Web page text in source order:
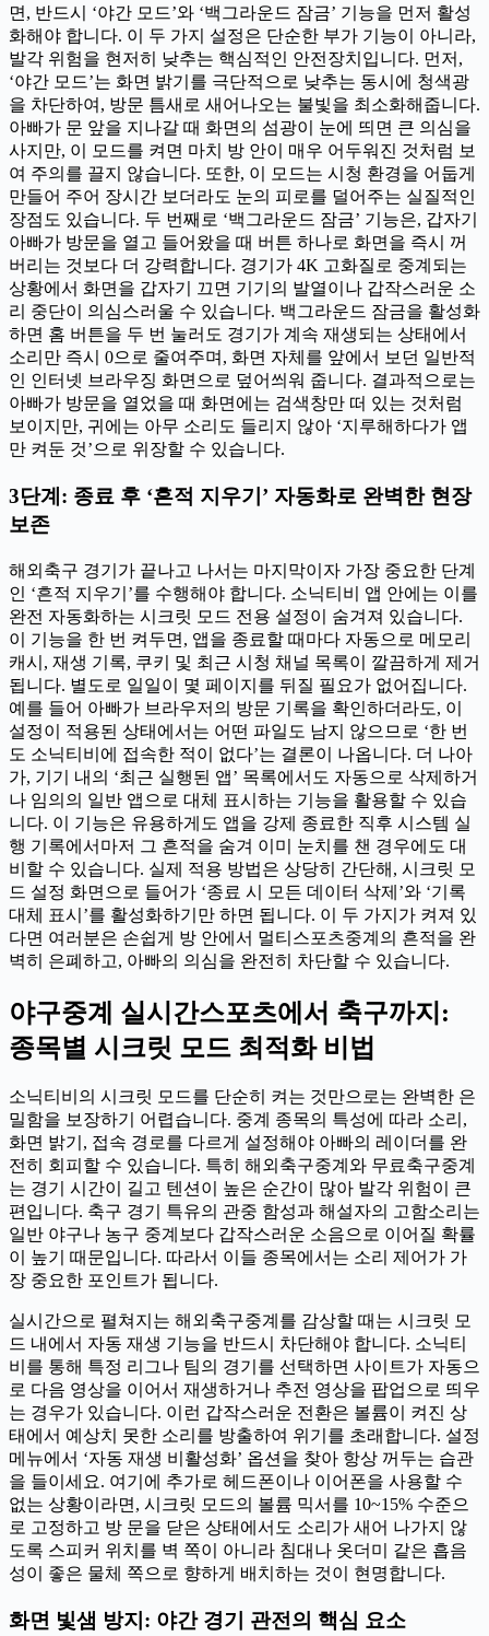
면, 반드시 ‘야간 모드’와 ‘백그라운드 잠금’ 기능을 먼저 활성
화해야 합니다. 이 두 가지 설정은 단순한 부가 기능이 아니라,
발각 위험을 현저히 낮추는 핵심적인 안전장치입니다. 먼저,
‘야간 모드’는 화면 밝기를 극단적으로 낮추는 동시에 청색광
을 차단하여, 방문 틈새로 새어나오는 불빛을 최소화해줍니다.
아빠가 문 앞을 지나갈 때 화면의 섬광이 눈에 띄면 큰 의심을
사지만, 이 모드를 켜면 마치 방 안이 매우 어두워진 것처럼 보
여 주의를 끌지 않습니다. 또한, 이 모드는 시청 환경을 어둡게
만들어 주어 장시간 보더라도 눈의 피로를 덜어주는 실질적인
장점도 있습니다. 두 번째로 ‘백그라운드 잠금’ 기능은, 갑자기
아빠가 방문을 열고 들어왔을 때 버튼 하나로 화면을 즉시 꺼
버리는 것보다 더 강력합니다. 경기가 4K 고화질로 중계되는
상황에서 화면을 갑자기 끄면 기기의 발열이나 갑작스러운 소
리 중단이 의심스러울 수 있습니다. 백그라운드 잠금을 활성화
하면 홈 버튼을 두 번 눌러도 경기가 계속 재생되는 상태에서
소리만 즉시 0으로 줄여주며, 화면 자체를 앞에서 보던 일반적
인 인터넷 브라우징 화면으로 덮어씌워 줍니다. 결과적으로는
아빠가 방문을 열었을 때 화면에는 검색창만 떠 있는 것처럼
보이지만, 귀에는 아무 소리도 들리지 않아 ‘지루해하다가 앱
만 켜둔 것’으로 위장할 수 있습니다.
3단계: 종료 후 ‘흔적 지우기’ 자동화로 완벽한 현장
보존
해외축구 경기가 끝나고 나서는 마지막이자 가장 중요한 단계
인 ‘흔적 지우기’를 수행해야 합니다. 소닉티비 앱 안에는 이를
완전 자동화하는 시크릿 모드 전용 설정이 숨겨져 있습니다.
이 기능을 한 번 켜두면, 앱을 종료할 때마다 자동으로 메모리
캐시, 재생 기록, 쿠키 및 최근 시청 채널 목록이 깔끔하게 제거
됩니다. 별도로 일일이 몇 페이지를 뒤질 필요가 없어집니다.
예를 들어 아빠가 브라우저의 방문 기록을 확인하더라도, 이
설정이 적용된 상태에서는 어떤 파일도 남지 않으므로 ‘한 번
도 소닉티비에 접속한 적이 없다’는 결론이 나옵니다. 더 나아
가, 기기 내의 ‘최근 실행된 앱’ 목록에서도 자동으로 삭제하거
나 임의의 일반 앱으로 대체 표시하는 기능을 활용할 수 있습
니다. 이 기능은 유용하게도 앱을 강제 종료한 직후 시스템 실
행 기록에서마저 그 흔적을 숨겨 이미 눈치를 챈 경우에도 대
비할 수 있습니다. 실제 적용 방법은 상당히 간단해, 시크릿 모
드 설정 화면으로 들어가 ‘종료 시 모든 데이터 삭제’와 ‘기록
대체 표시’를 활성화하기만 하면 됩니다. 이 두 가지가 켜져 있
다면 여러분은 손쉽게 방 안에서 멀티스포츠중계의 흔적을 완
벽히 은폐하고, 아빠의 의심을 완전히 차단할 수 있습니다.
야구중계 실시간스포츠에서 축구까지:
종목별 시크릿 모드 최적화 비법
소닉티비의 시크릿 모드를 단순히 켜는 것만으로는 완벽한 은
밀함을 보장하기 어렵습니다. 중계 종목의 특성에 따라 소리,
화면 밝기, 접속 경로를 다르게 설정해야 아빠의 레이더를 완
전히 회피할 수 있습니다. 특히 해외축구중계와 무료축구중계
는 경기 시간이 길고 텐션이 높은 순간이 많아 발각 위험이 큰
편입니다. 축구 경기 특유의 관중 함성과 해설자의 고함소리는
일반 야구나 농구 중계보다 갑작스러운 소음으로 이어질 확률
이 높기 때문입니다. 따라서 이들 종목에서는 소리 제어가 가
장 중요한 포인트가 됩니다.
실시간으로 펼쳐지는 해외축구중계를 감상할 때는 시크릿 모
드 내에서 자동 재생 기능을 반드시 차단해야 합니다. 소닉티
비를 통해 특정 리그나 팀의 경기를 선택하면 사이트가 자동으
로 다음 영상을 이어서 재생하거나 추전 영상을 팝업으로 띄우
는 경우가 있습니다. 이런 갑작스러운 전환은 볼륨이 켜진 상
태에서 예상치 못한 소리를 방출하여 위기를 초래합니다. 설정
메뉴에서 ‘자동 재생 비활성화’ 옵션을 찾아 항상 꺼두는 습관
을 들이세요. 여기에 추가로 헤드폰이나 이어폰을 사용할 수
없는 상황이라면, 시크릿 모드의 볼륨 믹서를 10~15% 수준으
로 고정하고 방 문을 닫은 상태에서도 소리가 새어 나가지 않
도록 스피커 위치를 벽 쪽이 아니라 침대나 옷더미 같은 흡음
성이 좋은 물체 쪽으로 향하게 배치하는 것이 현명합니다.
화면 빛샘 방지: 야간 경기 관전의 핵심 요소